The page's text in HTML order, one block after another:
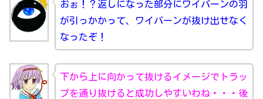
おぉ！？返しになった部分にワイバーンの羽
が引っかかって、ワイバーンが抜け出せなく
なったぞ！
下から上に向かって抜けるイメージでトラッ
プを通り抜けると成功しやすいわね・・・後